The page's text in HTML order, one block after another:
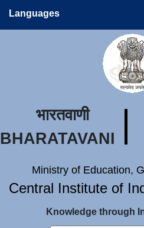
Languages
भारतवाणी
BHARATAVANI
Ministry of Education,
Central Institute of
Knowledge through